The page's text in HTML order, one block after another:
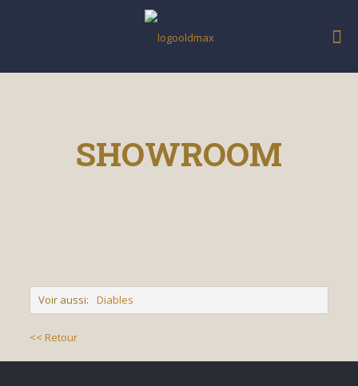
SHOWROOM
Voir aussi: Diables
<< Retour